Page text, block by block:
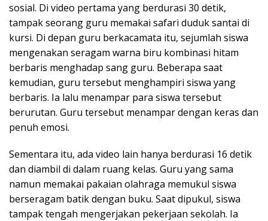
sosial. Di video pertama yang berdurasi 30 detik,
tampak seorang guru memakai safari duduk santai di
kursi. Di depan guru berkacamata itu, sejumlah siswa
mengenakan seragam warna biru kombinasi hitam
berbaris menghadap sang guru. Beberapa saat
kemudian, guru tersebut menghampiri siswa yang
berbaris. Ia lalu menampar para siswa tersebut
berurutan. Guru tersebut menampar dengan keras dan
penuh emosi.
Sementara itu, ada video lain hanya berdurasi 16 detik
dan diambil di dalam ruang kelas. Guru yang sama
namun memakai pakaian olahraga memukul siswa
berseragam batik dengan buku. Saat dipukul, siswa
tampak tengah mengerjakan pekerjaan sekolah. Ia